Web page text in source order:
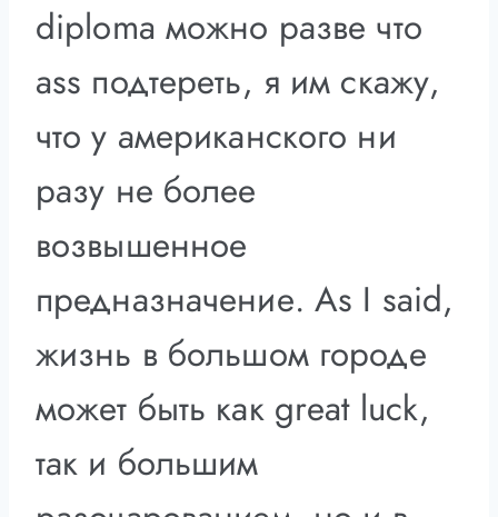
diploma можно разве что
ass подтереть, я им скажу,
что у американского ни
разу не более
возвышенное
предназначение. As I said,
жизнь в большом городе
может быть как great luck,
так и большим